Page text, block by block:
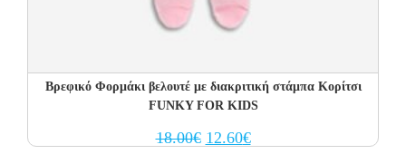
Βρεφικό Φορμάκι βελουτέ με διακριτική στάμπα Κορίτσι
FUNKY FOR KIDS
18.00€ Original
price
12.60€Current
price